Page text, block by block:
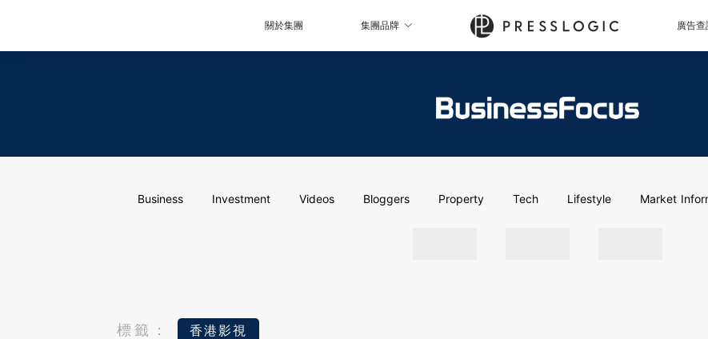
關於集團 集團品牌 廣告查
Business Investment Videos Bloggers Property Tech Lifestyle Market
標籤： 香港影視